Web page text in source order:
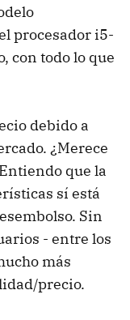
procesador i5-
con todo lo que
debido a
¿Merece
que la
sí está
Sin
- entre los
más
precio.